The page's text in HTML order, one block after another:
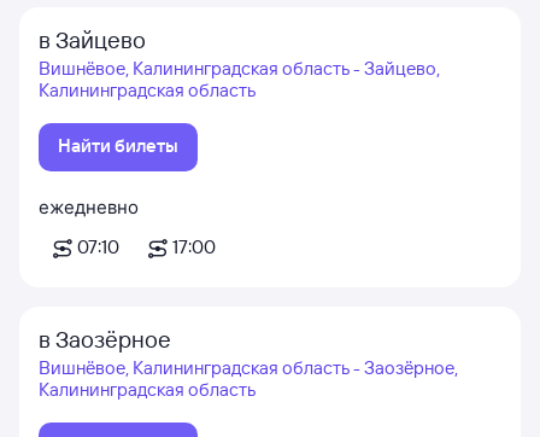
в Зайцево
Вишнёвое, Калининградская область - Зайцево,
Калининградская область
Найти билеты
ежедневно
07:10
17:00
в Заозёрное
Вишнёвое, Калининградская область - Заозёрное,
Калининградская область